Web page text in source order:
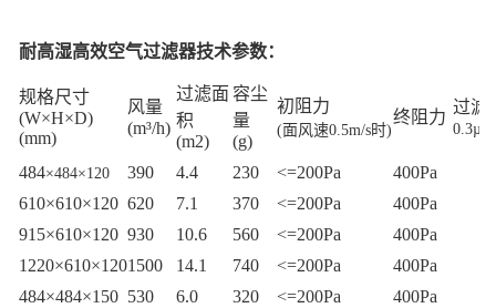
耐高湿高效空气过滤器技术参数：
规格尺寸
(W×H×D)
(mm)
风量
(m³/h)
过滤面
积
(m2)
容尘
量
(g)
初阻力
(面风速0.5m/s时)
终阻力
过滤
0.3µ
484×484×120 390 4.4 230 <=200Pa 400Pa
610×610×120 620 7.1 370 <=200Pa
400Pa
915×610×120 930 10.6 560 <=200Pa
400Pa
1220×610×1201500 14.1 740 <=200Pa
400Pa
484×484×150 530 6.0 320 <=200Pa
400Pa